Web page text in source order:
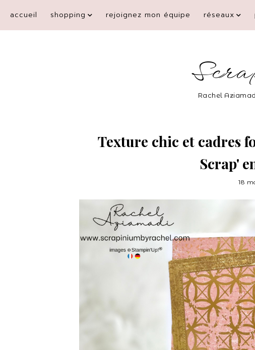
accueil shopping rejoignez mon équipe réseaux
Rachel
Texture chic et cadres
Scrap'
18